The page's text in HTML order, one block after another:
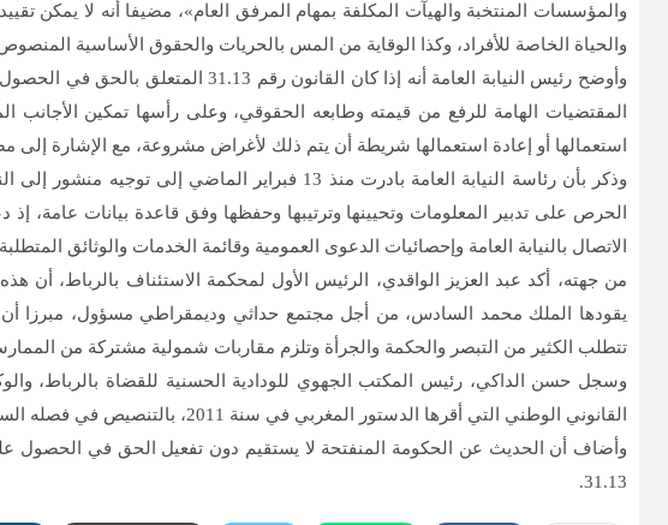
والمؤسسات المنتخبة والهيآت المكلفة بمهام المرفق العام»، مضيفا أنه لا يمكن
والحياة الخاصة للأفراد، وكذا الوقاية من المس بالحريات والحقوق الأساسية
وأوضح رئيس النيابة العامة أنه إذا
المقتضيات الهامة للرفع من قيمته وطابعه الحقوقي، وعلى رأسها تمكين الأجانب
استعمالها أو إعادة استعمالها شريطة أن يتم ذلك لأغراض مشروعة، مع الإشارة
وذكر بأن رئاسة النيابة العامة بادرت منذ 13
الحرص على تدبير المعلومات وتحيينها وترتيبها وحفظها وفق قاعدة بيانات عامة،
الاتصال بالنيابة العامة وإحصائيات الدعوى العمومية وقائمة الخدمات والوثائق
من جهته، أكد عبد العزيز الواقدي، الرئيس الأول لمحكمة الاستئناف بالرباط، أن
يقودها الملك محمد السادس، من أجل مجتمع حداثي وديمقراطي مسؤول، مبرزا أن
تتطلب الكثير من التبصر والحكمة والجرأة وتلزم مقاربات شمولية مشتركة من
وسجل حسن الداكي، رئيس المكتب الجهوي للودادية الحسنية للقضاة بالرباط،
القانوني الوطني التي أقرها الدستور المغربي في سنة 2011، بالتنصيص في فصله السابع والعشرين على حق المواطنين في الوصول الى المعلومة.
وأضاف أن الحديث عن الحكومة المنفتحة لا يستقيم دون تفعيل الحق في الحصول
31.13.